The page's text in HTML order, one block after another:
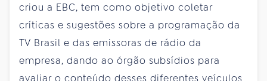
criou a EBC, tem como objetivo coletar
críticas e sugestões sobre a programação da
TV Brasil e das emissoras de rádio da
empresa, dando ao órgão subsídios para
avaliar o conteúdo desses diferentes veículos